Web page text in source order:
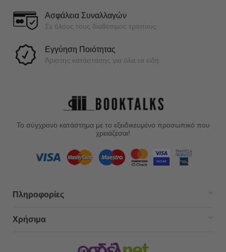
Ασφάλεια Συναλλαγών
Σε όλους τους διαθέσιμος τρόπους
Εγγύηση Ποιότητας
Άριστης κατάστασης για όλα τα είδη
Το σύγχρονο κατάστημα με το εξειδικευμένο προσωπικό που
χρειάζεσαι!
Πληροφορίες
Χρήσιμα